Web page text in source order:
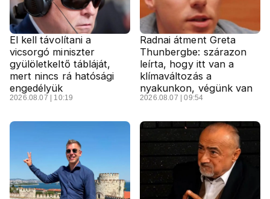
El kell távolítani a
vicsorgó miniszter
gyülöletkeltő tábláját,
mert nincs rá hatósági
engedélyük
2026.08.07 | 10:19
Radnai átment Greta
Thunbergbe: szárazon
leírta, hogy itt van a
klímaváltozás a
nyakunkon, végünk van
2026.08.07 | 09:54